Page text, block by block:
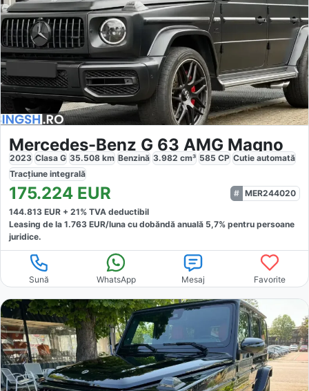
Mercedes-Benz G 63 AMG Magno
2023 Clasa G 35.508 km Benzină 3.982 cm³ 585 CP Cutie automată
Tracțiune integrală
175.224 EUR
MER244020
144.813 EUR + 21% TVA deductibil
Leasing de la 1.763 EUR/luna cu dobăndă anuală 5,7% pentru persoane
juridice.
Sună WhatsApp Mesaj Favorite